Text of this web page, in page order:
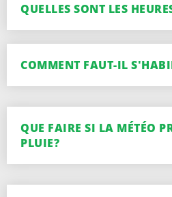
QUELLES SONT LES
COMMENT FAUT-IL
QUE FAIRE SI LA MÉTÉO
PLUIE?